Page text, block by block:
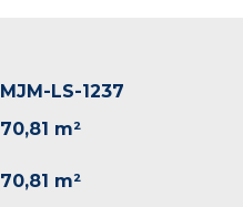
MJM-LS-1237
70,81 m²
70,81 m²